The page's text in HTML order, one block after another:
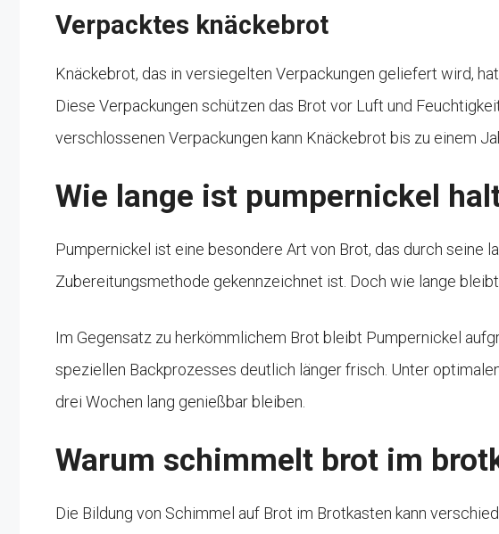
Verpacktes knäckebrot
Knäckebrot, das in versiegelten Verpackungen geliefert wird,
Diese Verpackungen schützen das Brot vor Luft und
verschlossenen Verpackungen kann Knäckebrot bis zu einem
Wie lange ist pumpernickel
Pumpernickel ist eine besondere Art von Brot, das durch seine
Zubereitungsmethode gekennzeichnet ist. Doch wie lange
Im Gegensatz zu herkömmlichem Brot bleibt Pumpernickel
speziellen Backprozesses deutlich länger frisch. Unter
drei Wochen lang genießbar bleiben.
Warum schimmelt brot im
Die Bildung von Schimmel auf Brot im Brotkasten kann